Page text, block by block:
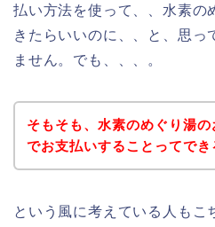
払い方法を使って、、水素の
きたらいいのに、、と、思っ
ません。でも、、、。
そもそも、水素のめぐり湯の
でお支払いすることってでき
という風に考えている人もこ